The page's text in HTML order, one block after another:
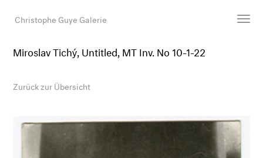
Christophe Guye Galerie
Newsroom
Shop
Galerie
Miroslav Tichý, Untitled, MT Inv. No 10-1-22
Zurück zur Übersicht